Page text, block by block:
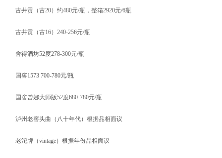
古井贡（古20）约480元/瓶，整箱2920元/6瓶
古井贡（古16）240-256元/瓶
舍得酒坊52度278-300元/瓶
国窖1573 700-780元/瓶
国窖曾娜大师版52度680-780元/瓶
泸州老窖头曲（八十年代）根据品相面议
老沱牌（vintage）根据年份品相面议